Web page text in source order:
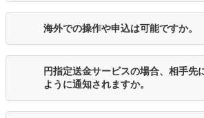
海外での操作や申込は可能ですか。
円指定送金サービスの場合、相手先
ように通知されますか。